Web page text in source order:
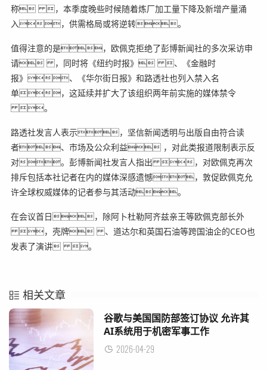
称 ，本季度晚些时候随着炼厂加工量下降及新增产量涌
入，供需格局或将逆转。
值得注意的是，欧佩克拒绝了彭博新闻社的多次采访申
请 ，同时将《纽约时报》 、《金融时
报》、《华尔街日报》和路透社也列入禁入名
单，这延续并扩大了该组织两年前实施的媒体禁令
。
路透社发言人表示，坚信新闻透明与出版自由符合读
者、市场及公众利益 ，对此类报道限制表示反
对。彭博新闻社发言人指出 ，对欧佩克再次
排斥包括本社记者在内的媒体深感遗憾，敦促欧佩克允
许全球权威媒体的记者参与其活动。
在会议首日，除阿卜杜勒阿齐兹亲王等欧佩克部长外
，壳牌 、道达尔和英国石油等跨国油企的CEO也
发表了演讲 。
相关文章
谷歌与美国国防部签订协议 允许其
AI系统用于机密军事工作
2026-04-29